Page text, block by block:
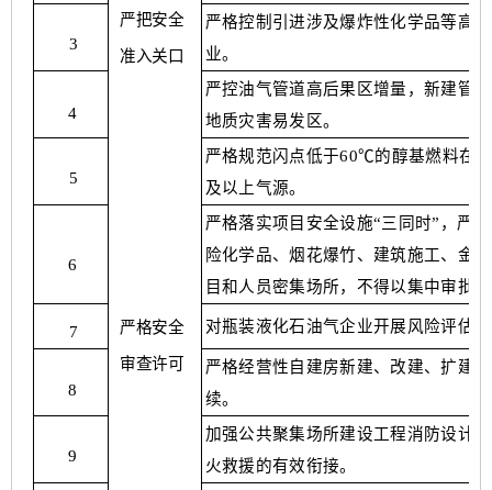
严把安全
准入关口
3
严格控制引进涉及爆炸性化学品等高
业。
4
严控油气管道高后果区增量，新建管
地质灾害易发区。
5
严格规范闪点低于60℃的醇基燃料在
及以上气源。
6
严格安全
审查许可
严格落实项目安全设施“三同时”，严
险化学品、烟花爆竹、建筑施工、金
目和人员密集场所，不得以集中审批
7 对瓶装液化石油气企业开展风险评估
8
严格经营性自建房新建、改建、扩建
续。
9
加强公共聚集场所建设工程消防设计
火救援的有效衔接。